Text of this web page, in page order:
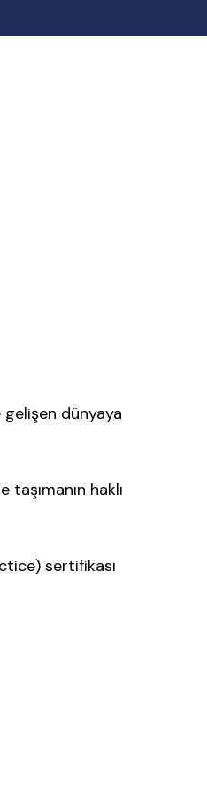
gelişen dünyaya
haklı
sertifikası